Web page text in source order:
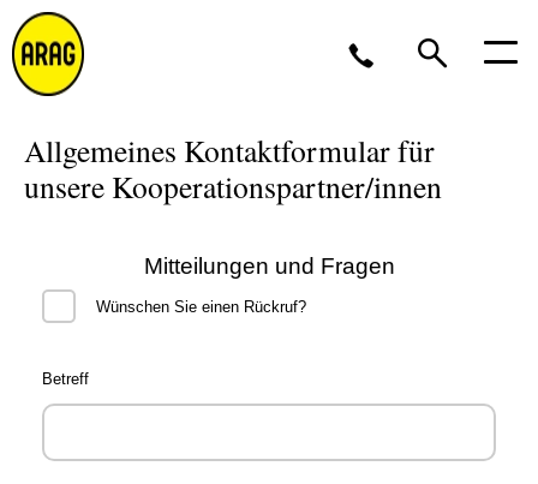
Montag bis Freitag 8 bis 17 Uhr, oder per
Mail
Allgemeines Kontaktformular für
unsere Kooperationspartner/innen
Mitteilungen und Fragen
Wünschen Sie einen Rückruf?
Betreff